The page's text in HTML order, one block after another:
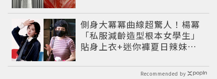
側身大冪冪曲線超驚人！楊冪
「私服減齡造型根本女學生」
貼身上衣+迷你褲夏日辣妹超
Recommended by